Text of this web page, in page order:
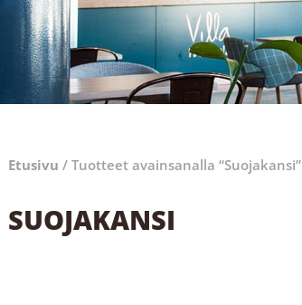
Etusivu / Tuotteet avainsanalla “Suojakansi”
SUOJAKANSI